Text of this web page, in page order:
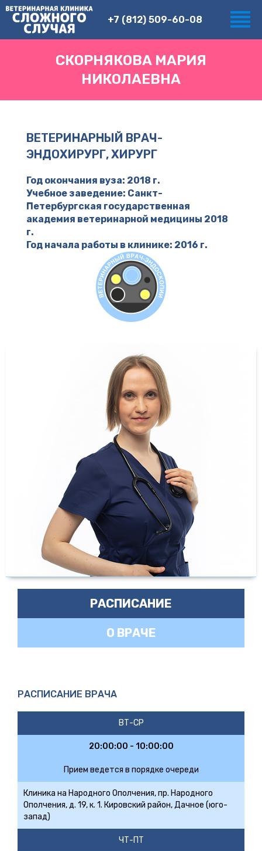
+7 (812) 509-60-08
СКОРНЯКОВА МАРИЯ
НИКОЛАЕВНА
ВЕТЕРИНАРНЫЙ ВРАЧ-
ЭНДОХИРУРГ, ХИРУРГ
Год окончания вуза: 2018 г.
Учебное заведение: Санкт-
Петербургская государственная
академия ветеринарной медицины 2018
г.
Год начала работы в клинике: 2016 г.
РАСПИСАНИЕ
О ВРАЧЕ
РАСПИСАНИЕ ВРАЧА
ВТ-СР
20:00:00 - 10:00:00
Прием ведется в порядке очереди
Клиника на Народного Ополчения, пр. Народного
Ополчения, д. 19, к. 1. Кировский район, Дачное (юго-
запад)
ЧТ-ПТ